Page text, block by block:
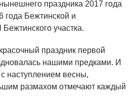
праздника 2017 года
года Бежтинской и
участка.
праздник первой
нашими предками. И
наступлением весны,
размахом отмечают каждый